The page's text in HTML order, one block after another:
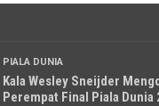
PIALA DUNIA
Kala Wesley Sneijder
Perempat Final Piala Dunia